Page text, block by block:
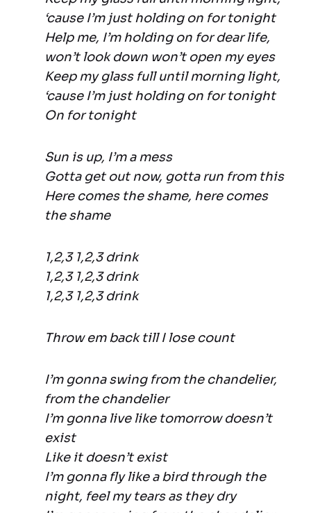
‘cause I’m just holding on for tonight
Help me, I’m holding on for dear life,
won’t look down won’t open my eyes
Keep my glass full until morning light,
‘cause I’m just holding on for tonight
On for tonight
Sun is up, I’m a mess
Gotta get out now, gotta run from this
Here comes the shame, here comes
the shame
1,2,3 1,2,3 drink
1,2,3 1,2,3 drink
1,2,3 1,2,3 drink
Throw em back till I lose count
I’m gonna swing from the chandelier,
from the chandelier
I’m gonna live like tomorrow doesn’t
exist
Like it doesn’t exist
I’m gonna fly like a bird through the
night, feel my tears as they dry